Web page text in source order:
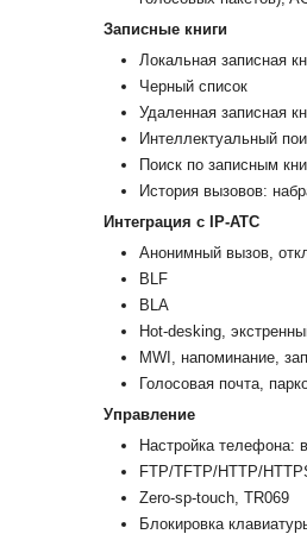
Записные книги
Локальная записная
Черный список
Удаленная записная
Интеллектуальный
Поиск по записным
История вызовов:
Интеграция с IP-АТС
Анонимный вызов,
BLF
BLA
Hot-desking,
MWI, напоминание,
Голосовая почта,
Управление
Настройка телефона:
FTP/TFTP/HTTP/
Zero-sp-touch, TR069
Блокировка